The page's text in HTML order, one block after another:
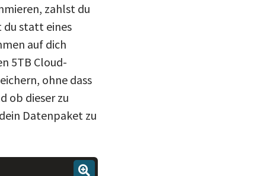
zahlst du
du statt eines
auf dich
5TB Cloud-
ohne dass
ob dieser zu
Datenpaket zu